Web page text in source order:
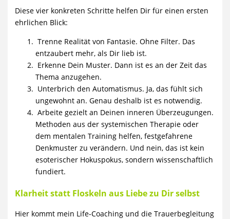
Diese vier konkreten Schritte helfen Dir für einen ersten
ehrlichen Blick:
Trenne Realität von Fantasie. Ohne Filter. Das
entzaubert mehr, als Dir lieb ist.
Erkenne Dein Muster. Dann ist es an der Zeit das
Thema anzugehen.
Unterbrich den Automatismus. Ja, das fühlt sich
ungewohnt an. Genau deshalb ist es notwendig.
Arbeite gezielt an Deinen inneren Überzeugungen.
Methoden aus der systemischen Therapie oder
dem mentalen Training helfen, festgefahrene
Denkmuster zu verändern. Und nein, das ist kein
esoterischer Hokuspokus, sondern wissenschaftlich
fundiert.
Klarheit statt Floskeln aus Liebe zu Dir selbst
Hier kommt mein Life-Coaching und die Trauerbegleitung